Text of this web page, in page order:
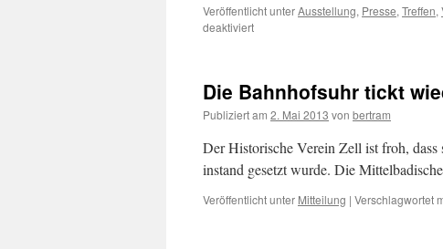
Veröffentlicht unterAusstellung, Presse, Treffen,
deaktiviertfür
Einladung
Die Bahnhofsuhr tickt
Publiziert am 2. Mai 2013 von bertram
Der Historische Verein Zell ist froh,
instand gesetzt wurde. Die
Veröffentlicht unter Mitteilung | Verschlagwortet